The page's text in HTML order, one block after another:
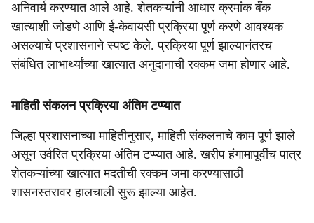
अनिवार्य करण्यात आले आहे. शेतकऱ्यांनी आधार क्रमांक बँक
खात्याशी जोडणे आणि ई-केवायसी प्रक्रिया पूर्ण करणे आवश्यक
असल्याचे प्रशासनाने स्पष्ट केले. प्रक्रिया पूर्ण झाल्यानंतरच
संबंधित लाभार्थ्यांच्या खात्यात अनुदानाची रक्कम जमा होणार आहे.
माहिती संकलन प्रक्रिया अंतिम टप्प्यात
जिल्हा प्रशासनाच्या माहितीनुसार, माहिती संकलनाचे काम पूर्ण झाले
असून उर्वरित प्रक्रिया अंतिम टप्प्यात आहे. खरीप हंगामापूर्वीच पात्र
शेतकऱ्यांच्या खात्यात मदतीची रक्कम जमा करण्यासाठी
शासनस्तरावर हालचाली सुरू झाल्या आहेत.